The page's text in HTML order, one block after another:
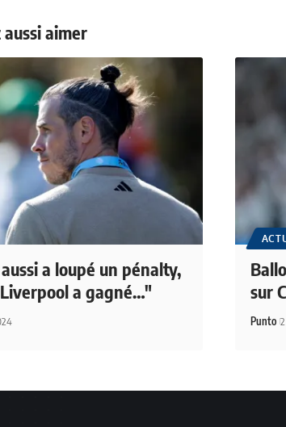
aimer
a loupé un pénalty,
a gagné…"
sur
Punto